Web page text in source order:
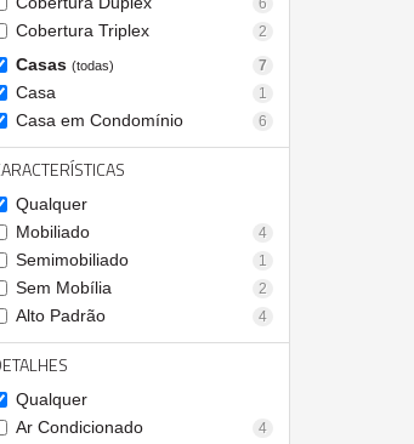
6
Cobertura Triplex 2
Casas (todas) 7
Casa 1
Casa em Condomínio 6
Qualquer
Mobiliado
4
Semimobiliado 1
Sem Mobília 2
Alto Padrão 4
Qualquer
Ar Condicionado
4